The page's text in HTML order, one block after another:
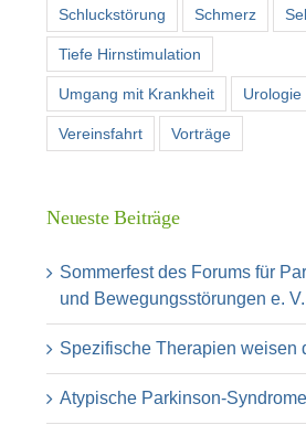
Schluckstörung Schmerz
Tiefe Hirnstimulation
Umgang mit Krankheit Urologie
Vereinsfahrt Vorträge
Neueste Beiträge
Sommerfest des Forums für
und Bewegungsstörungen e. V.
Spezifische Therapien weisen
Atypische Parkinson-Syndrome